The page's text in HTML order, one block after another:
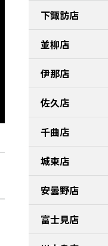
下諏訪店
並柳店
伊那店
佐久店
千曲店
城東店
安曇野店
富士見店